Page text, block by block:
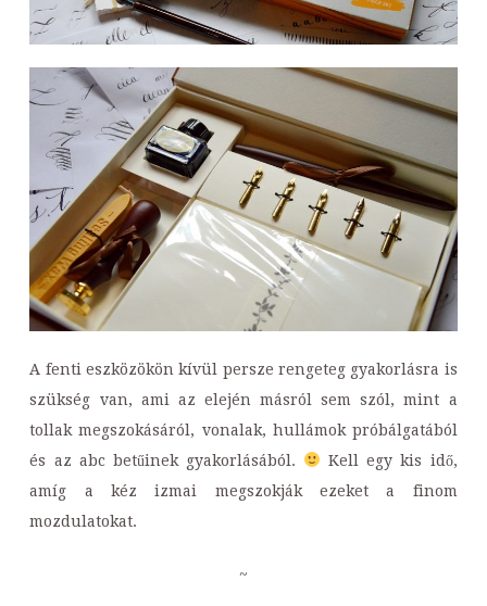
A fenti eszközökön kívül persze rengeteg gyakorlásra is
szükség van, ami az elején másról sem szól, mint a
tollak megszokásáról, vonalak, hullámok próbálgatából
és az abc betűinek gyakorlásából.
Kell egy kis idő,
amíg a kéz izmai megszokják ezeket a finom
mozdulatokat.
~